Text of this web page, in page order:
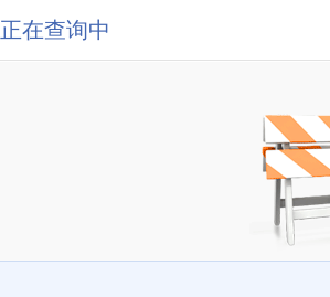
正在查询中